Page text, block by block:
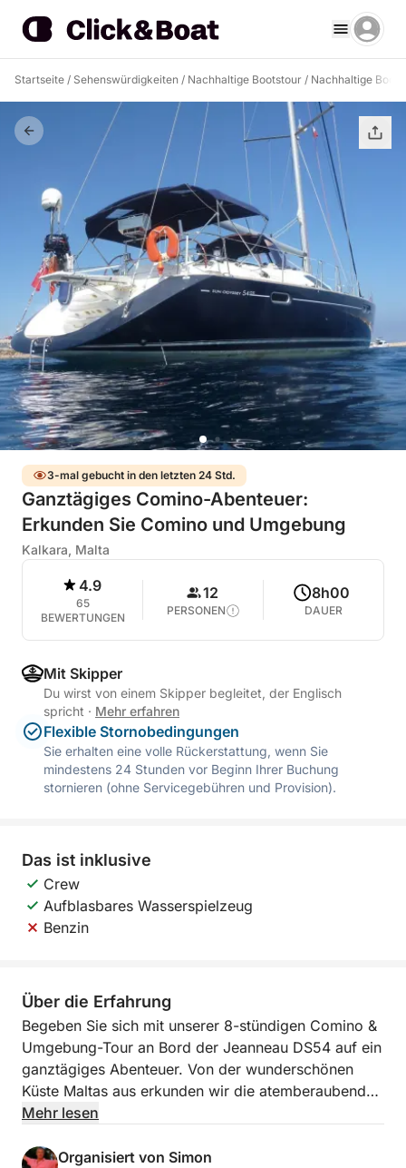
Startseite / Sehenswürdigkeiten / Nachhaltige Bootstour / Nachhaltige
3-mal gebucht in den letzten 24 Std.
Ganztägiges Comino-Abenteuer:
Erkunden Sie Comino und Umgebung
Kalkara, Malta
4.9
65
BEWERTUNGEN
12
PERSONEN
8h00
DAUER
Mit Skipper
Du wirst von einem Skipper begleitet, der Englisch
spricht · Mehr erfahren
Flexible Stornobedingungen
Sie erhalten eine volle Rückerstattung, wenn Sie
mindestens 24 Stunden vor Beginn Ihrer Buchung
stornieren (ohne Servicegebühren und Provision).
Das ist inklusive
Crew
Aufblasbares Wasserspielzeug
Benzin
Über die Erfahrung
Begeben Sie sich mit unserer 8-stündigen Comino &
Umgebung-Tour an Bord der Jeanneau DS54 auf ein
ganztägiges Abenteuer. Von der wunderschönen
Küste Maltas aus erkunden wir die atemberaubenden
Inseln und das kristallklare Wasser von Comino.
für ihre historische Bedeutung, bevor wir zur Armier
Mehr lesen
Organisiert von Simon